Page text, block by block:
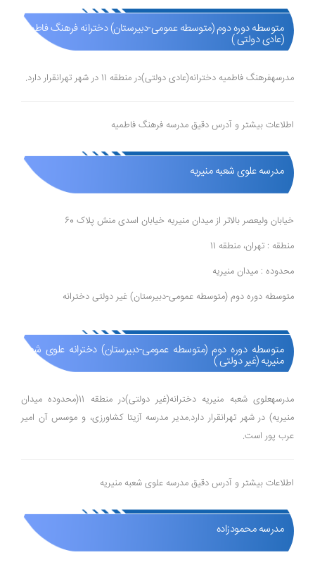
متوسطه دوره دوم (متوسطه عمومی-دبیرستان) دخترانه فرهنگ فاطمیه
(عادی دولتی )
مدرسهفرهنگ فاطمیه دخترانه(عادی دولتی)در منطقه 11 در شهر تهرانقرار دارد.
اطلاعات بیشتر و آدرس دقیق مدرسه فرهنگ فاطمیه
مدرسه علوی شعبه منیریه
خیابان ولیعصر بالاتر از میدان منیریه خیابان اسدی منش پلاک 60
منطقه : تهران، منطقه 11
محدوده : میدان منیریه
متوسطه دوره دوم (متوسطه عمومی-دبیرستان) غیر دولتی دخترانه
متوسطه دوره دوم (متوسطه عمومی-دبیرستان) دخترانه علوی شعبه
منیریه (غیر دولتی )
مدرسهعلوی شعبه منیریه دخترانه(غیر دولتی)در منطقه 11(محدوده میدان
منیریه) در شهر تهرانقرار دارد.مدیر مدرسه آزیتا کشاورزی، و موسس آن امیر
عرب پور است.
اطلاعات بیشتر و آدرس دقیق مدرسه علوی شعبه منیریه
مدرسه محمودزاده